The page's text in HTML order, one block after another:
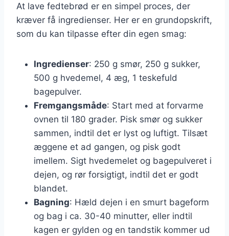
At lave fedtebrød er en simpel proces, der
kræver få ingredienser. Her er en grundopskrift,
som du kan tilpasse efter din egen smag:
Ingredienser: 250 g smør, 250 g sukker,
500 g hvedemel, 4 æg, 1 teskefuld
bagepulver.
Fremgangsmåde: Start med at forvarme
ovnen til 180 grader. Pisk smør og sukker
sammen, indtil det er lyst og luftigt. Tilsæt
æggene et ad gangen, og pisk godt
imellem. Sigt hvedemelet og bagepulveret i
dejen, og rør forsigtigt, indtil det er godt
blandet.
Bagning: Hæld dejen i en smurt bageform
og bag i ca. 30-40 minutter, eller indtil
kagen er gylden og en tandstik kommer ud